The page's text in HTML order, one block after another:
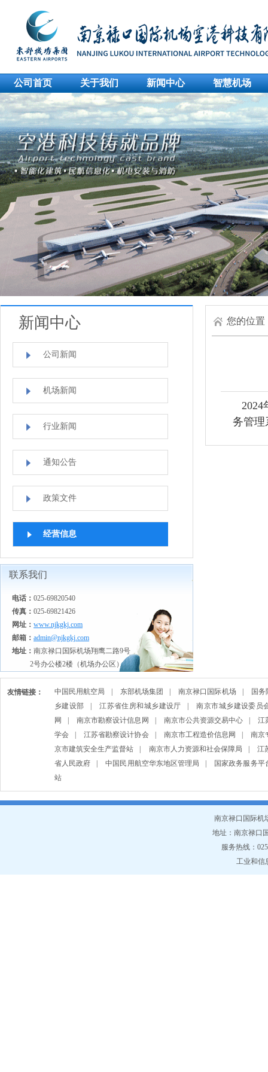
公司首页 关于我们 新闻中心 智慧机场
您的位置
2024
务管理
新闻中心
公司新闻
机场新闻
行业新闻
通知公告
政策文件
经营信息
联系我们
电话： 025-69820540
传真： 025-69821426
网址： www.njkgkj.com
邮箱： admin@njkgkj.com
地址： 南京禄口国际机场翔鹰二路9号
2号办公楼2楼（机场办公区）
友情链接： 中国民用航空局 东部机场集团 南京禄口国际机场
国
乡建设部
江苏省住房和城乡建设厅
南京市城乡建设委员
网
南京市勘察设计信息网 南京市公共资源交易中心
江
学会
江苏省勘察设计协会 南京市工程造价信息网
南京
京市建筑安全生产监督站
南京市人力资源和社会保障局
江
省人民政府
中国民用航空华东地区管理局
国家政务服务平
站
南京禄口国际
地址：南京禄口
服务热线：
工业和信